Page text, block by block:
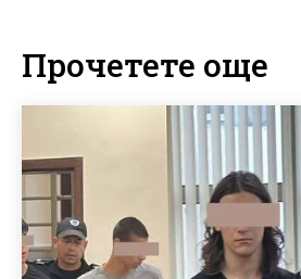
Прочетете още